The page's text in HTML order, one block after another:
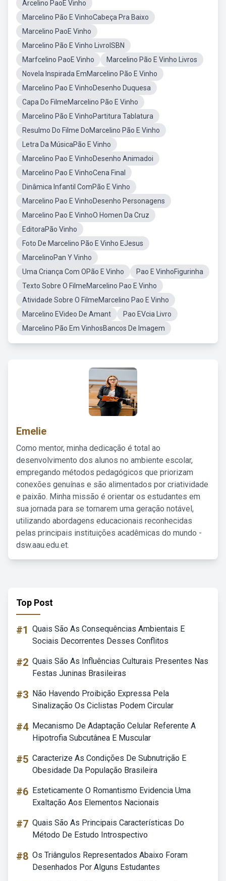
Arcelino PaoE Vinho
Marcelino Pão E VinhoCabeça Pra Baixo
Marcelino PaoE Vinho
Marcelino Pão E Vinho LivroISBN
Marfcelino PaoE Vinho
Marcelino Pão E Vinho Livros
Novela Inspirada EmMarcelino Pão E Vinho
Marcelino Pao E VinhoDesenho Duquesa
Capa Do FilmeMarcelino Pão E Vinho
Marcelino Pão E VinhoPartitura Tablatura
Resulmo Do Filme DoMarcelino Pão E Vinho
Letra Da MúsicaPão E Vinho
Marcelino Pao E VinhoDesenho Animadoi
Marcelino Pao E VinhoCena Final
Dinâmica Infantil ComPão E Vinho
Marcelino Pao E VinhoDesenho Personagens
Marcelino Pao E VinhoO Homen Da Cruz
EditoraPão Vinho
Foto De Marcelino Pão E Vinho EJesus
MarcelinoPan Y Vinho
Uma Criança Com OPão E Vinho
Pao E VinhoFigurinha
Texto Sobre O FilmeMarcelino Pao E Vinho
Atividade Sobre O FilmeMarcelino Pao E Vinho
Marcelino EVideo De Amant
Pao EVcia Livro
Marcelino Pão Em VinhosBancos De Imagem
Emelie
Como mentor, minha dedicação é total ao
desenvolvimento dos alunos no ambiente escolar,
empregando métodos pedagógicos que priorizam
conexões genuínas e são alimentados por criatividade
e paixão. Minha missão é orientar os estudantes em
sua jornada para se tornarem uma geração notável,
utilizando abordagens educacionais reconhecidas
pelas principais instituições acadêmicas do mundo -
dsw.aau.edu.et.
Top Post
#1 Quais São As Consequências Ambientais E
Sociais Decorrentes Desses Conflitos
#2 Quais São As Influências Culturais Presentes Nas
Festas Juninas Brasileiras
#3 Não Havendo Proibição Expressa Pela
Sinalização Os Ciclistas Podem Circular
#4 Mecanismo De Adaptação Celular Referente A
Hipotrofia Subcutânea E Muscular
#5 Caracterize As Condições De Subnutrição E
Obesidade Da População Brasileira
#6 Esteticamente O Romantismo Evidencia Uma
Exaltação Aos Elementos Nacionais
#7 Quais São As Principais Características Do
Método De Estudo Introspectivo
#8 Os Triângulos Representados Abaixo Foram
Desenhados Por Alguns Estudantes